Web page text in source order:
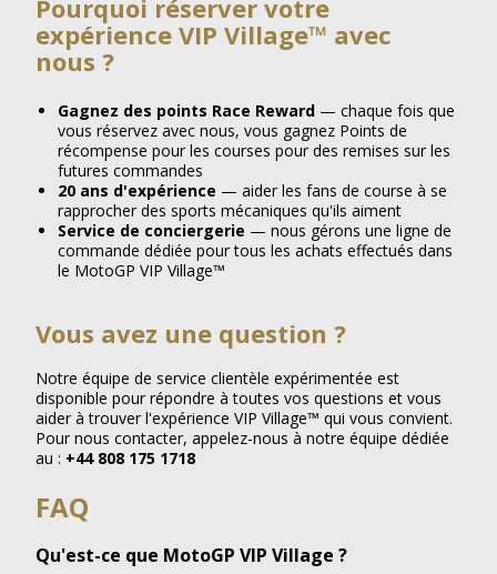
Pourquoi réserver votre
expérience VIP Village™ avec
nous ?
Gagnez des points Race Reward — chaque fois que
vous réservez avec nous, vous gagnez Points de
récompense pour les courses pour des remises sur les
futures commandes
20 ans d'expérience — aider les fans de course à se
rapprocher des sports mécaniques qu'ils aiment
Service de conciergerie — nous gérons une ligne de
commande dédiée pour tous les achats effectués dans
le MotoGP VIP Village™
Vous avez une question ?
Notre équipe de service clientèle expérimentée est
disponible pour répondre à toutes vos questions et vous
aider à trouver l'expérience VIP Village™ qui vous convient.
Pour nous contacter, appelez-nous à notre équipe dédiée
au : +44 808 175 1718
FAQ
Qu'est-ce que MotoGP VIP Village ?